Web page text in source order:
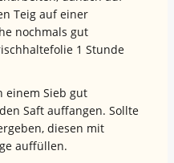
Teig auf einer
nochmals gut
1 Stunde
einem Sieb gut
Saft auffangen. Sollte
diesen mit
auffüllen.